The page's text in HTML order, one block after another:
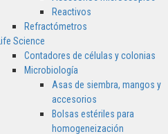
Reactivos
Refractómetros
Life Science
Contadores de células y colonias
Microbiología
Asas de siembra, mangos y
accesorios
Bolsas estériles para
homogeneización